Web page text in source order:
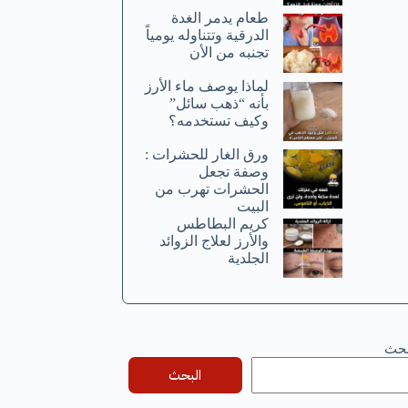
طعام يدمر الغدة
الدرقية وتتناوله يومياً
تجنبه من الأن
لماذا يوصف ماء الأرز
بأنه “ذهب سائل”
وكيف تستخدمه؟
ورق الغار للحشرات :
وصفة تجعل
الحشرات تهرب من
البيت
كريم البطاطس
والأرز لعلاج الزوائد
الجلدية
البحث